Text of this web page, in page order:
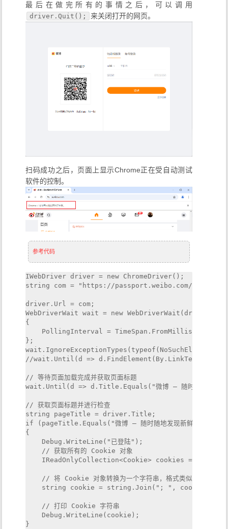
最后在做完所有的事情之后，可以调用
driver.Quit(); 来关闭打开的网页。
扫码成功之后，页面上显示Chrome正在受自动测试
软件的控制。
参考代码
IWebDriver driver = new ChromeDriver();
string com = "https://passport.weibo.com/sso/
driver.Url = com;
WebDriverWait wait = new WebDriverWait(driver,
{
PollingInterval =
};
//wait.Until(d =>
// 等待页面加载完成并获取页面标题
wait.Until(d => d.Title.Equals("微博 – 随时随地发现
// 获取页面标题并进行检查
string pageTitle = driver.Title;
if (pageTitle.Equals("微博 – 随时随地发现新鲜事"))
{
    Debug.WriteLine("已登陆");
    // 获取所有的 Cookie 对象
IReadOnlyCollection<Cookie> cookies =
// 将 Cookie 对象转换为一个字符串，格式类似于 HTTP
string cookie = string.Join("; ",
    // 打印 Cookie 字符串
    Debug.WriteLine(cookie);
}